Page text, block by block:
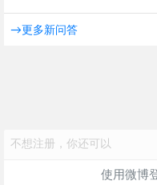
→更多新问答
不想注册，你还可以
使用微博